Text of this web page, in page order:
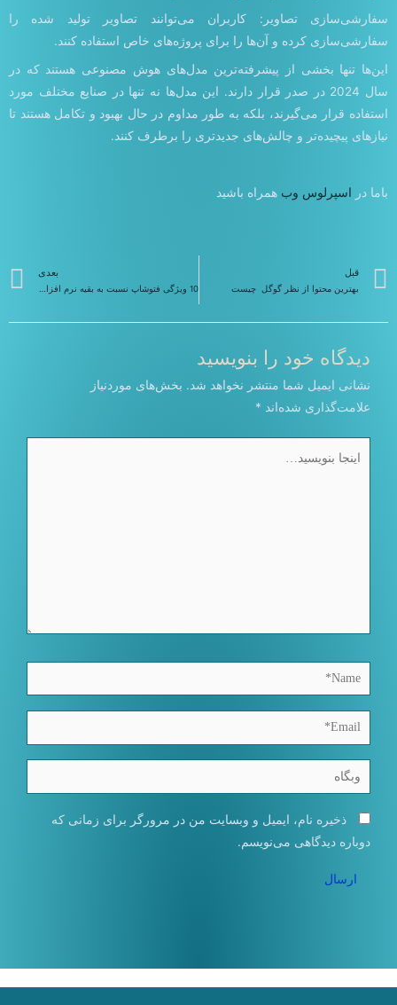
سفارشی‌سازی تصاویر: کاربران می‌توانند تصاویر تولید شده را
سفارشی‌سازی کرده و آن‌ها را برای پروژه‌های خاص استفاده کنند.
این‌ها تنها بخشی از پیشرفته‌ترین مدل‌های هوش مصنوعی هستند که در
سال 2024 در صدر قرار دارند. این مدل‌ها نه تنها در صنایع مختلف مورد
استفاده قرار می‌گیرند، بلکه به طور مداوم در حال بهبود و تکامل هستند تا
نیازهای پیچیده‌تر و چالش‌های جدیدتری را برطرف کنند.
باما در اسپرلوس وب همراه باشید
قبلی
قبل
بهترین محتوا از نظر گوگل چیست
بعدی
10 ویژگی فتوشاپ نسبت به بقیه نرم افزار های ادیت
دیدگاه‌ خود را بنویسید
نشانی ایمیل شما منتشر نخواهد شد. بخش‌های موردنیاز
علامت‌گذاری شده‌اند *
بنویسید…
Name*
Email*
وبگاه
ذخیره نام، ایمیل و وبسایت من در مرورگر برای زمانی که
دوباره دیدگاهی می‌نویسم.